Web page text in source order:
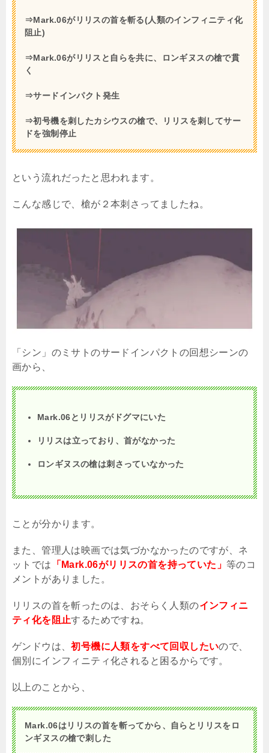
⇒Mark.06がリリスの首を斬る(人類のインフィニティ化
阻止)
⇒Mark.06がリリスと自らを共に、ロンギヌスの槍で貫
く
⇒サードインパクト発生
⇒初号機を刺したカシウスの槍で、リリスを刺してサー
ドを強制停止
という流れだったと思われます。
こんな感じで、槍が２本刺さってましたね。
「シン」のミサトのサードインパクトの回想シーンの
画から、
Mark.06とリリスがドグマにいた
リリスは立っており、首がなかった
ロンギヌスの槍は刺さっていなかった
ことが分かります。
また、管理人は映画では気づかなかったのですが、ネ
ットでは 「Mark.06がリリスの首を持っていた」 等のコ
メントがありました。
リリスの首を斬ったのは、おそらく人類のインフィニ
ティ化を阻止するためですね。
ゲンドウは、初号機に人類をすべて回収したいので、
個別にインフィニティ化されると困るからです。
以上のことから、
Mark.06はリリスの首を斬ってから、自らとリリスをロ
ンギヌスの槍で刺した